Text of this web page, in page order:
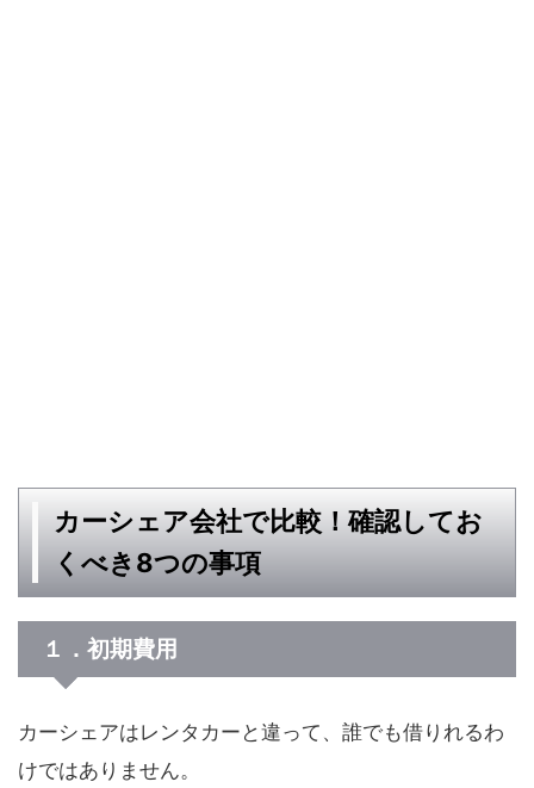
カーシェア会社で比較！確認してお
くべき8つの事項
１．初期費用
カーシェアはレンタカーと違って、誰でも借りれるわ
けではありません。